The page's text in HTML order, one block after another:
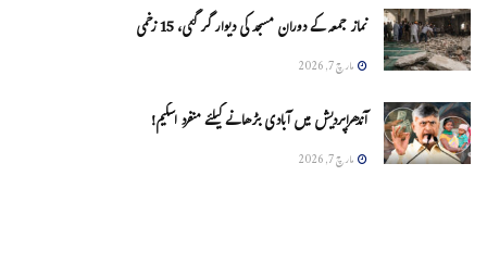
نماز جمعہ کے دوران مسجد کی دیوار گر گئی، 15 زخمی
مارچ 7, 2026
آندھراپردیش میں آبادی بڑھانے کیلئے منفرد اسکیم!
مارچ 7, 2026